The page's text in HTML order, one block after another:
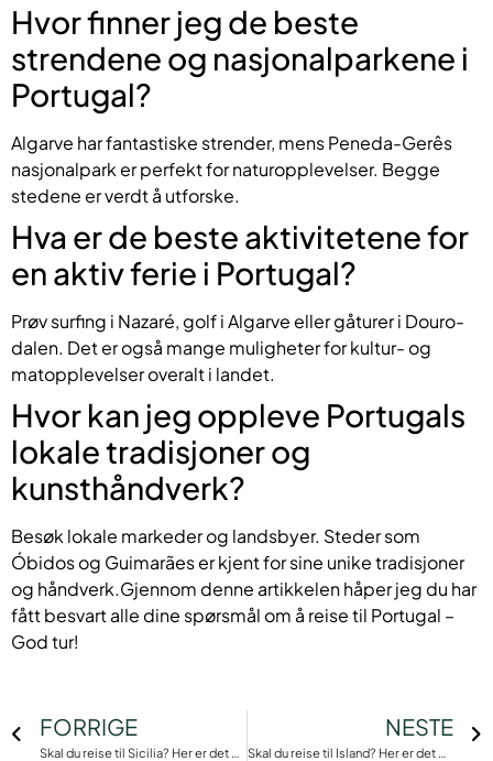
Hvor finner jeg de beste
strendene og nasjonalparkene i
Portugal?
Algarve har fantastiske strender, mens Peneda-Gerês
nasjonalpark er perfekt for naturopplevelser. Begge
stedene er verdt å utforske.
Hva er de beste aktivitetene for
en aktiv ferie i Portugal?
Prøv surfing i Nazaré, golf i Algarve eller gåturer i Douro-
dalen. Det er også mange muligheter for kultur- og
matopplevelser overalt i landet.
Hvor kan jeg oppleve Portugals
lokale tradisjoner og
kunsthåndverk?
Besøk lokale markeder og landsbyer. Steder som
Óbidos og Guimarães er kjent for sine unike tradisjoner
og håndverk.Gjennom denne artikkelen håper jeg du har
fått besvart alle dine spørsmål om å reise til Portugal –
God tur!
FORRIGE
Skal du reise til Sicilia? Her er det du må vite!
NESTE
Skal du reise til Island? Her er det du må vite!